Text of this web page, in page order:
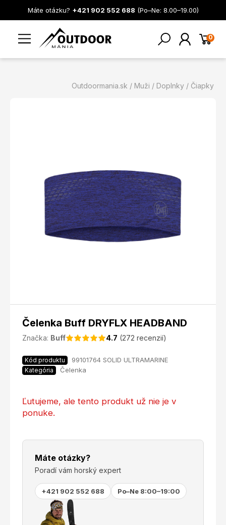
Máte otázku? +421 902 552 688 (Po–Ne: 8.00–19.00)
0
Outdoormania.sk Muži Doplnky Čiapky
Čelenka Buff DRYFLX HEADBAND
Značka: Buff 4.7 (272 recenzií)
Kód produktu 99101764 SOLID ULTRAMARINE
Kategória Čelenka
Ľutujeme, ale tento produkt už nie je v
ponuke.
Máte otázky?
Poradí vám horský expert
+421 902 552 688 Po–Ne 8:00–19:00